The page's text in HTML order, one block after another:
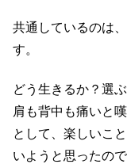
共通しているのは
す。
どう生きるか？選
肩も背中も痛いと
として、楽しいこ
いようと思ったので